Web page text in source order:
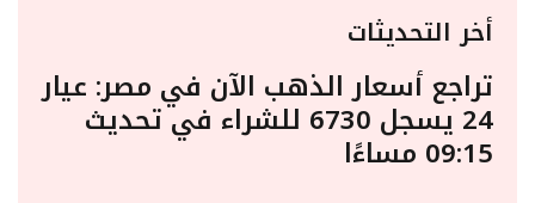
أخر التحديثات
تراجع أسعار الذهب الآن في مصر: عيار
24 يسجل 6730 للشراء في تحديث
09:15 مساءًا